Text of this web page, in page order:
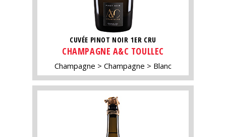
CUVÉE PINOT NOIR 1ER CRU
CHAMPAGNE A&C TOULLEC
Champagne Champagne Blanc